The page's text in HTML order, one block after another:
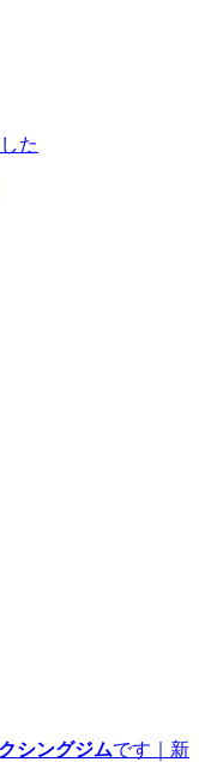
た
シングジムです｜新